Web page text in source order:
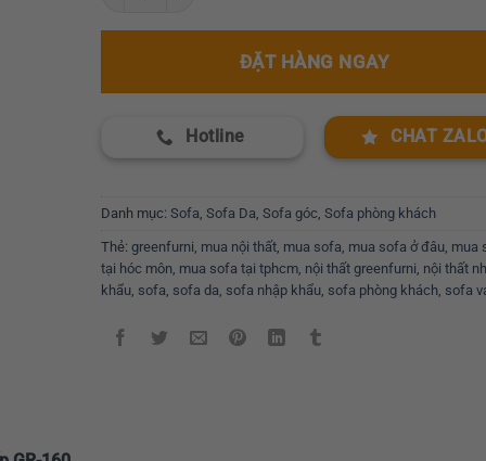
ĐẶT HÀNG NGAY
Hotline CHAT
Danh mục: Sofa, Sofa Da, Sofa góc, Sofa phòng khách
Thẻ: greenfurni, mua nội thất, mua sofa, mua sofa ở đâu, mua
tại hóc môn, mua sofa tại tphcm, nội thất greenfurni, nội thất
khẩu, sofa, sofa da, sofa nhập khẩu, sofa phòng khách, sofa